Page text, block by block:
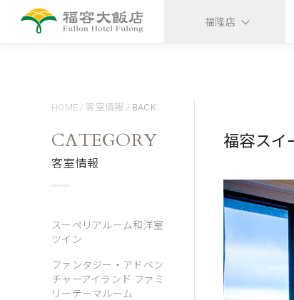
福隆店
HOME / 客室情報 / BACK
CATEGORY
客室情報
スーペリアルーム和洋室
ツイン
ファンタジー・アドベン
チャーアイランド ファミ
リーテーマルーム
福容スイ